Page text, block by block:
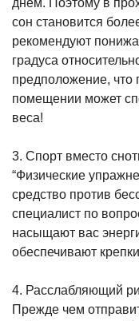
днём. Поэтому в
сон становится
рекомендуют
градуса
предположение,
помещении может
веса!
3. Спорт вместо
“Физические
средство против
специалист по
насыщают вас
обеспечивают
4. Расслабляющий
Прежде чем